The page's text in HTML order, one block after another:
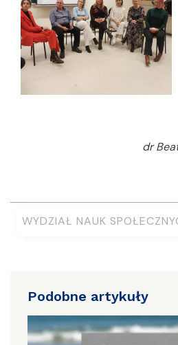
dr
WYDZIAŁ NAUK
Podobne artykuły